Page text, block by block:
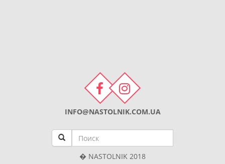
INFO@NASTOLNIK.COM.UA
� NASTOLNIK 2018